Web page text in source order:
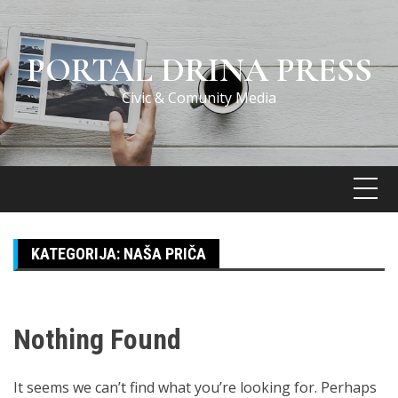
Skip
to
contentPORTAL DRINA PRESS
Civic & Comunity Media
KATEGORIJA: NAŠA PRIČA
Nothing Found
It seems we can’t find what you’re looking for. Perhaps